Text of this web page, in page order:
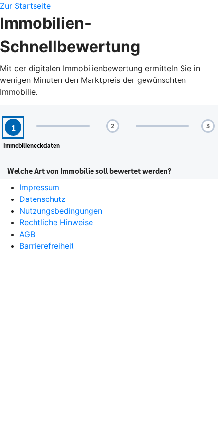
Zur Startseite
Immobilien-
Schnellbewertung
Mit der digitalen Immobilienbewertung ermitteln Sie in
wenigen Minuten den Marktpreis der gewünschten
Immobilie.
Impressum
Datenschutz
Nutzungsbedingungen
Rechtliche Hinweise
AGB
Barrierefreiheit